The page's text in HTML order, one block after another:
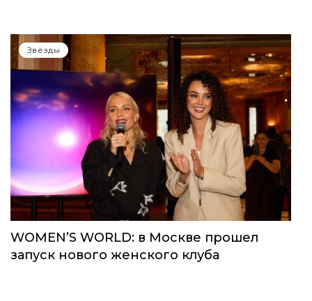
Звёзды